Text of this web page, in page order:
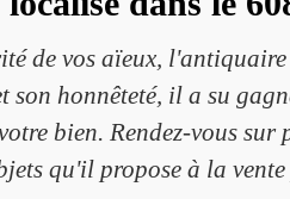
de vos aïeux,
son honnêteté, il a su
bien. Rendez-vous
qu'il propose à la vente